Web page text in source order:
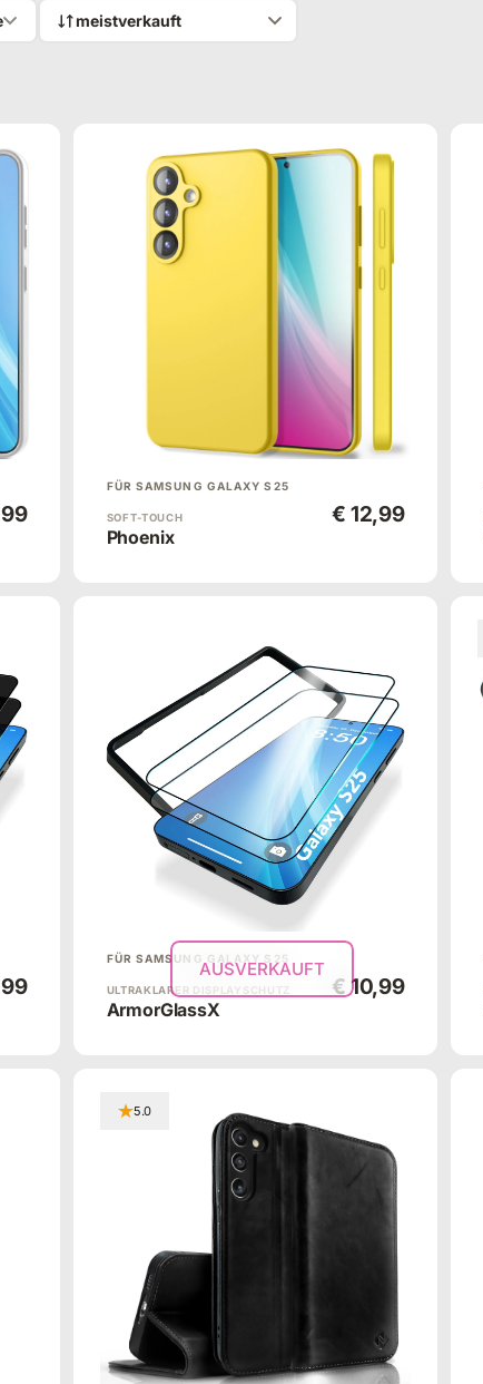
FÜR SAMSUNG GALAXY S25
SOFT-TOUCH
Phoenix
€ 12,99
AUSVERKAUFT
FÜR SAMSUNG GALAXY S25
ULTRAKLARER DISPLAYSCHUTZ
ArmorGlassX
€ 10,99
5.0